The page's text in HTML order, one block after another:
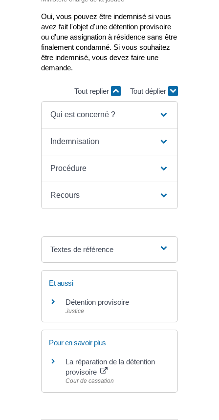
Oui, vous pouvez être indemnisé si vous
avez fait l'objet d'une détention provisoire
ou d'une assignation à résidence sans être
finalement condamné. Si vous souhaitez
être indemnisé, vous devez faire une
demande.
Tout replier Tout déplier
Qui est concerné ?
Indemnisation
Procédure
Recours
Textes de référence
Et aussi
Détention provisoire
Justice
Pour en savoir plus
La réparation de la détention
provisoire
Cour de cassation